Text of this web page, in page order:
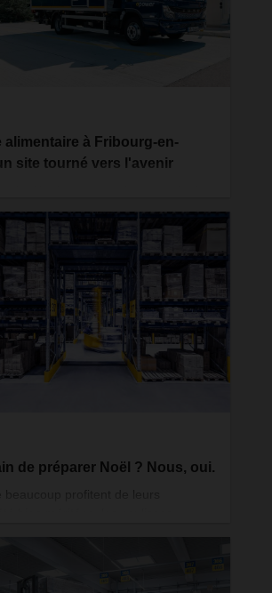
alimentaire à Fribourg-en-
site tourné vers l'avenir
alimentaire, DACHSER investit
d'euros dans de nouvelles
infrastructures à Fribourg-en-Brisgau.
DACHSER de Fribourg-en-
pour accueillir un nouveau site
alimentaire. Cette étape
du groupe dans cette région
l'Allemagne, la France et la
illustrant clairement la stratégie de
de son réseau.
de préparer Noël ? Nous, oui.
préparation des fêtes de fin d'année
ni en novembre ni en décembre,